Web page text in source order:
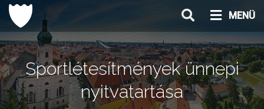
Ugrás
tartalomhoz
MENÜ
Sportlétesítmények ünnepi
nyitvatartása